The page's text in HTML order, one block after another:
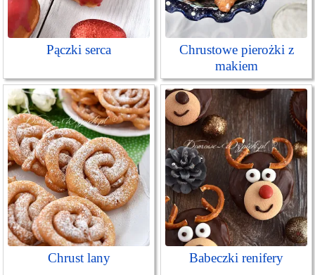
Pączki serca
Chrustowe pierożki z
makiem
Chrust lany Babeczki renifery